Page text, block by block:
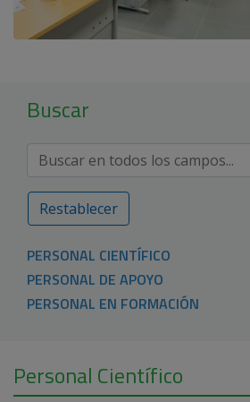
Buscar
Restablecer
PERSONAL CIENTÍFICO
PERSONAL DE APOYO
PERSONAL EN FORMACIÓN
Personal Científico